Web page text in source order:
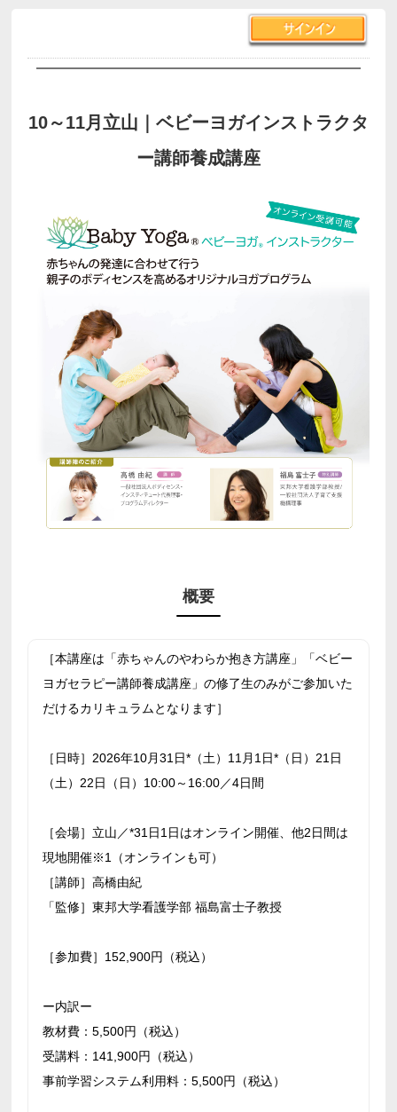
10～11月立山｜ベビーヨガインストラクタ
ー講師養成講座
概要
［本講座は「赤ちゃんのやわらか抱き方講座」「ベビー
ヨガセラピー講師養成講座」の修了生のみがご参加いた
だけるカリキュラムとなります］
［日時］2026年10月31日*（土）11月1日*（日）21日
（土）22日（日）10:00～16:00／4日間
［会場］立山／*31日1日はオンライン開催、他2日間は
現地開催※1（オンラインも可）
［講師］高橋由紀
「監修］東邦大学看護学部 福島富士子教授
［参加費］152,900円（税込）
ー内訳ー
教材費：5,500円（税込）
受講料：141,900円（税込）
事前学習システム利用料：5,500円（税込）